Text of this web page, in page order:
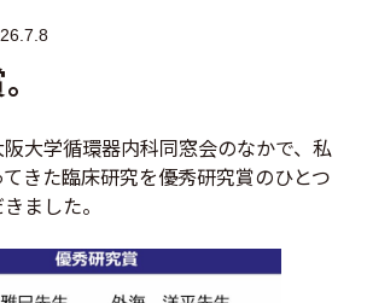
大学循環器内科同窓会のなかで、私
きた臨床研究を優秀研究賞のひとつ
ました。